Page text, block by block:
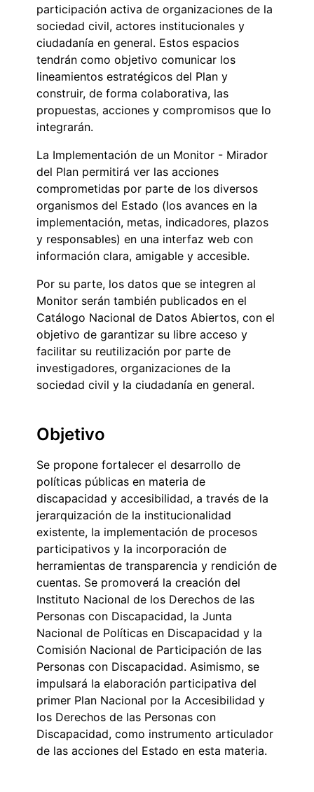
participación activa de organizaciones de la
sociedad civil, actores institucionales y
ciudadanía en general. Estos espacios
tendrán como objetivo comunicar los
lineamientos estratégicos del Plan y
construir, de forma colaborativa, las
propuestas, acciones y compromisos que lo
integrarán.
La Implementación de un Monitor - Mirador
del Plan permitirá ver las acciones
comprometidas por parte de los diversos
organismos del Estado (los avances en la
implementación, metas, indicadores, plazos
y responsables) en una interfaz web con
información clara, amigable y accesible.
Por su parte, los datos que se integren al
Monitor serán también publicados en el
Catálogo Nacional de Datos Abiertos, con el
objetivo de garantizar su libre acceso y
facilitar su reutilización por parte de
investigadores, organizaciones de la
sociedad civil y la ciudadanía en general.
Objetivo
Se propone fortalecer el desarrollo de
políticas públicas en materia de
discapacidad y accesibilidad, a través de la
jerarquización de la institucionalidad
existente, la implementación de procesos
participativos y la incorporación de
herramientas de transparencia y rendición de
cuentas. Se promoverá la creación del
Instituto Nacional de los Derechos de las
Personas con Discapacidad, la Junta
Nacional de Políticas en Discapacidad y la
Comisión Nacional de Participación de las
Personas con Discapacidad. Asimismo, se
impulsará la elaboración participativa del
primer Plan Nacional por la Accesibilidad y
los Derechos de las Personas con
Discapacidad, como instrumento articulador
de las acciones del Estado en esta materia.